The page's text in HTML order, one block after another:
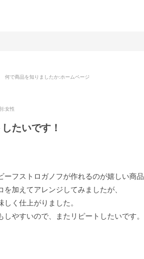
たいです！
何で商品を知りましたか:ホームページ
:女性
フストロガノフが作れるのが嬉しい商品
加えてアレンジしてみましたが、
く仕上がりました。
やすいので、またリピートしたいです。